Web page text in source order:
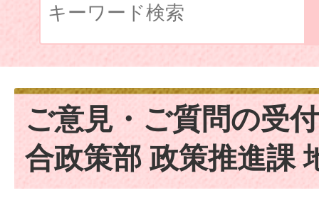
ご意見・ご質問の受
合政策部 政策推進課